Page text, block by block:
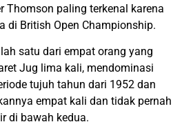
Thomson paling terkenal karena
di British Open Championship.
satu dari empat orang yang
Jug lima kali, mendominasi
tujuh tahun dari 1952 dan
empat kali dan tidak pernah
di bawah kedua.